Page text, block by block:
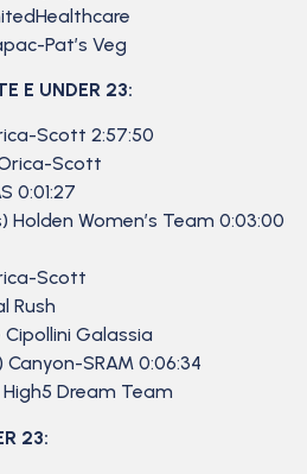
Pat’s Veg
E UNDER 23:
Scott 2:57:50
Scott
0:01:27
Holden Women’s Team 0:03:00
Scott
Rush
Galassia
SRAM 0:06:34
High5 Dream Team
23: